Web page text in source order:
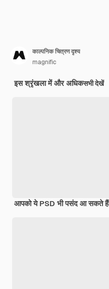
काल्पनिक चित्रण दृश्य
magnific
इस श्रृंखला में और अधिकसभी देखें
आपको ये PSD भी पसंद आ सकते हैं